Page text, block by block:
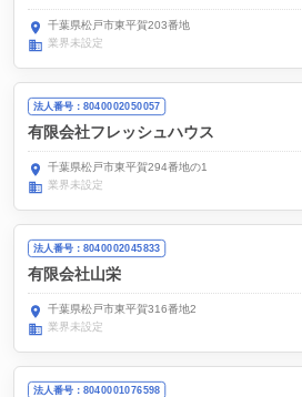
千葉県松戸市東平賀203番地
業界未設定
法人番号：8040002050057
有限会社フレッシュハウス
千葉県松戸市東平賀294番地の1
業界未設定
法人番号：8040002045833
有限会社山栄
千葉県松戸市東平賀316番地2
業界未設定
法人番号：8040001076598